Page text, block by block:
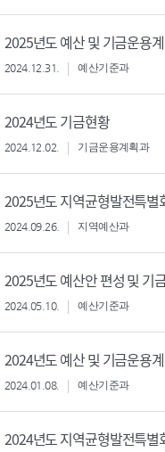
2025년도 예산 및 기금운용
2024.12.31. 예산기준과
2024년도 기금현황
2024.12.02. 기금운용계획과
2025년도 지역균형발전특별
2024.09.26. 지역예산과
2025년도 예산안 편성 및 기
2024.05.10. 예산기준과
2024년도 예산 및 기금운용
2024.01.08. 예산기준과
2024년도 지역균형발전특별